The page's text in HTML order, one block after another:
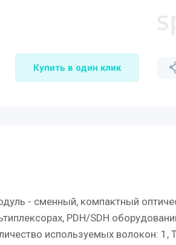
Купить в один клик
- сменный, компактный
PDH/SDH
используемых волокон: 1,